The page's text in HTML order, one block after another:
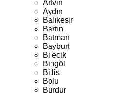
Artvin
Aydın
Balıkesir
Bartın
Batman
Bayburt
Bilecik
Bingöl
Bitlis
Bolu
Burdur